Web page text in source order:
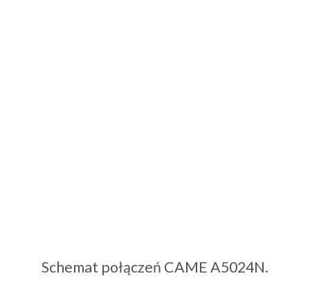
Schemat połączeń CAME A5024N.